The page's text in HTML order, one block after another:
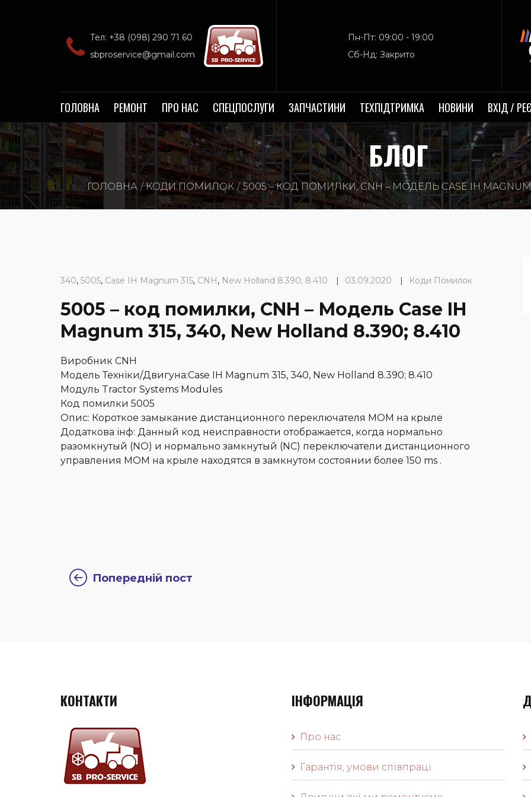
Тел: +38 (098) 290 71 60‬
sbproservice@gmail.com
Пн-Пт: 09:00 - 19:00
Сб-Нд: Закрито
ГОЛОВНА РЕМОНТ ПРО НАС СПЕЦПОСЛУГИ ЗАПЧАСТИНИ ТЕХПІДТРИМКА НОВИНИ ВХІД /
БЛОГ
ГОЛОВНА КОДИ ПОМИЛОК 5005 – КОД ПОМИЛКИ, CNH – МОДЕЛЬ CASE IH MAGNUM
340, 5005, Case IH Magnum 315, CNH , New Holland 8.390; 8.410 03.09.2020 Коди Помилок
5005 – код помилки, CNH – Модель Case IH
Magnum 315, 340, New Holland 8.390; 8.410
Виробник CNH
Модель Техніки/Двигуна:Case IH Magnum 315, 340, New Holland 8.390; 8.410
Модуль Tractor Systems Modules
Код помилки 5005
Опис: Короткое замыкание дистанционного переключателя МОМ на крыле
Додаткова інф: Данный код неисправности отображается, когда нормально
разомкнутый (NO) и нормально замкнутый (NC) переключатели дистанционного
управления МОМ на крыле находятся в замкнутом состоянии более 150 ms .
Попередній пост
КОНТАКТИ ІНФОРМАЦІЯ
Про нас
Гарантія, умови співпраці